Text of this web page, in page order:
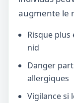
augmente le
Risque
nid
Danger
allergiques
Vigilance si